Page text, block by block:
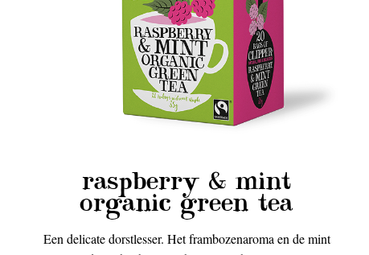
raspberry & mint
organic green tea
Een delicate dorstlesser. Het frambozenaroma en de mint